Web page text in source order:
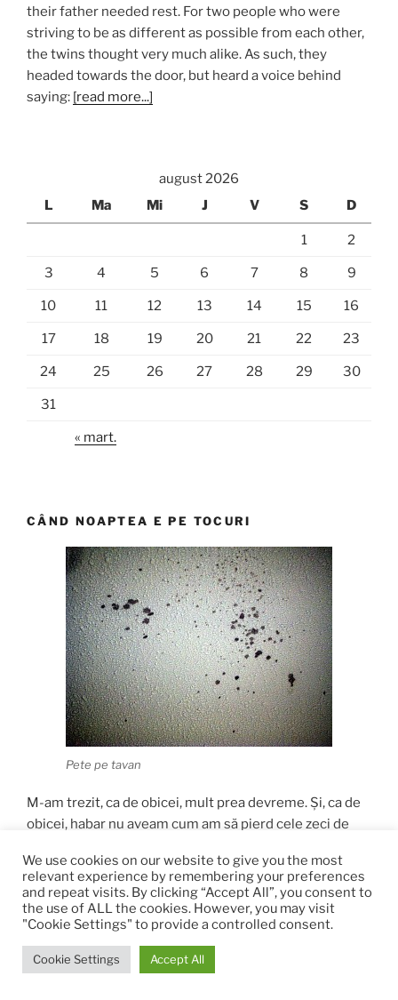
their father needed rest. For two people who were
striving to be as different as possible from each other,
the twins thought very much alike. As such, they
headed towards the door, but heard a voice behind
saying: [read more...]
august 2026
L
Ma Mi J V S D
1 2
3 4 5 6 7 8 9
10 11 12 13 14 15 16
17 18 19 20 21 22 23
24 25 26 27 28 29 30
31
« mart.
CÂND NOAPTEA E PE TOCURI
Pete pe tavan
M-am trezit, ca de obicei, mult prea devreme. Și, ca de
obicei, habar nu aveam cum am să pierd cele zeci de
să declanșeze blestematul de radio și, implicit, vreo
melodie la modă. M-am decis, în cele din urmă, să pierd
cele 30 de minute stând întinsă în pat și uitându-mă
aiurea la petele de pe tavan. Le-am fixat atât de mult cu
privirea, că, zău, am început să cred că semănau cu un
fel de hartă și că puteam să recunosc Brasil și India pe
We use cookies on our website to give you the most
relevant experience by remembering your preferences
and repeat visits. By clicking “Accept All”, you consent to
the use of ALL the cookies. However, you may visit
"Cookie Settings" to provide a controlled consent.
Cookie Settings Accept All